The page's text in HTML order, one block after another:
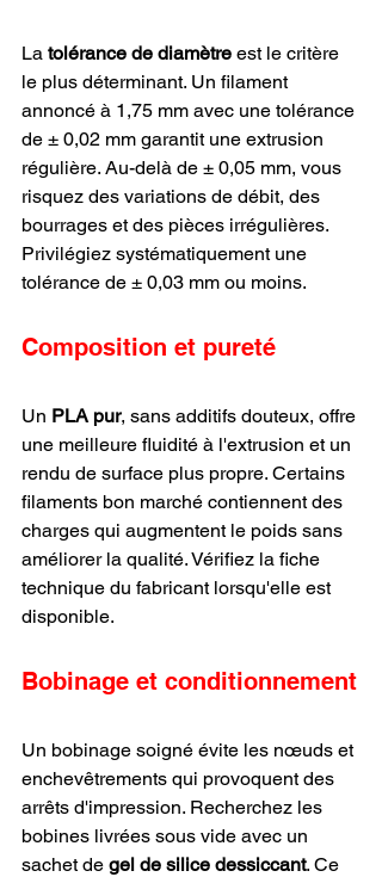
La tolérance de diamètre est le critère
le plus déterminant. Un filament
annoncé à 1,75 mm avec une tolérance
de ± 0,02 mm garantit une extrusion
régulière. Au-delà de ± 0,05 mm, vous
risquez des variations de débit, des
bourrages et des pièces irrégulières.
Privilégiez systématiquement une
tolérance de ± 0,03 mm ou moins.
Composition et pureté
Un PLA pur, sans additifs douteux, offre
une meilleure fluidité à l'extrusion et un
rendu de surface plus propre. Certains
filaments bon marché contiennent des
charges qui augmentent le poids sans
améliorer la qualité. Vérifiez la fiche
technique du fabricant lorsqu'elle est
disponible.
Bobinage et conditionnement
Un bobinage soigné évite les nœuds et
enchevêtrements qui provoquent des
arrêts d'impression. Recherchez les
bobines livrées sous vide avec un
sachet de gel de silice dessiccant. Ce